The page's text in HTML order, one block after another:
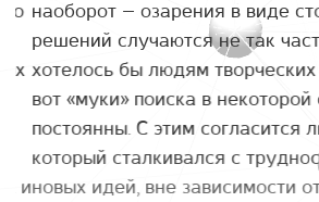
плодотворного сотрудничество!
и
наоборот – озарения в виде
решений случаются не так
хотелось бы людям
вот «муки» поиска в некоторой
постоянны. С этим согласится
который сталкивался с
новых идей, вне зависимости